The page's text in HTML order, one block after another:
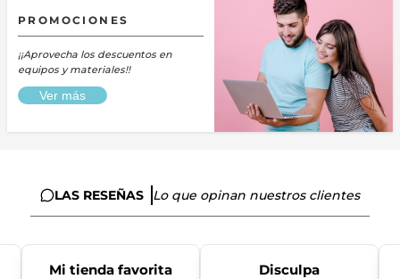
PROMOCIONES
¡¡Aprovecha los descuentos en
equipos y materiales!!
Ver más
LAS RESEÑAS Lo que opinan nuestros clientes
Mi tienda favorita
Disculpa